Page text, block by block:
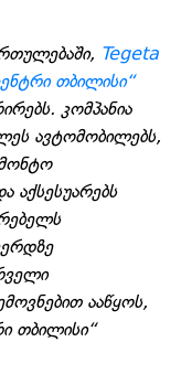
Tegeta
თბილისი“
კომპანია
ავტომობილებს,
აქსესუარებს
ააწყოს,
თბილისი“